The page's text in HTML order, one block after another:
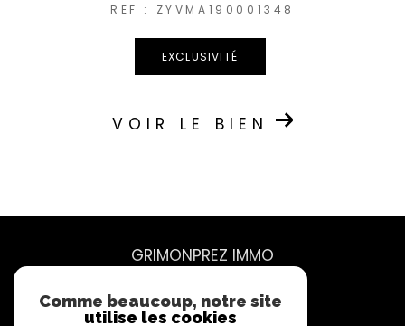
REF : ZYVMA190001348
EXCLUSIVITÉ
VOIR LE BIEN
GRIMONPREZ IMMO
07 62 71 54 86
contact@grimonprez.immo
Comme beaucoup, notre site
utilise les cookies